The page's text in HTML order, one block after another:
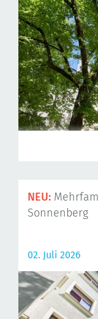
NEU:
Sonnenberg
02. Juli 2026